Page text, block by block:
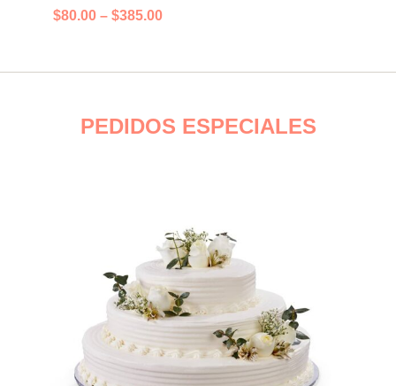
$80.00 – $385.00$385.00
múltiples
opciones
PEDIDOS ESPECIALES